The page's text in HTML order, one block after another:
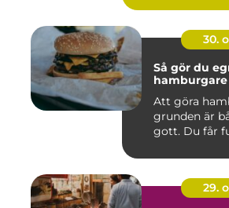
30.
Så gör du
Att göra
grunden är
gott. Du får
29.